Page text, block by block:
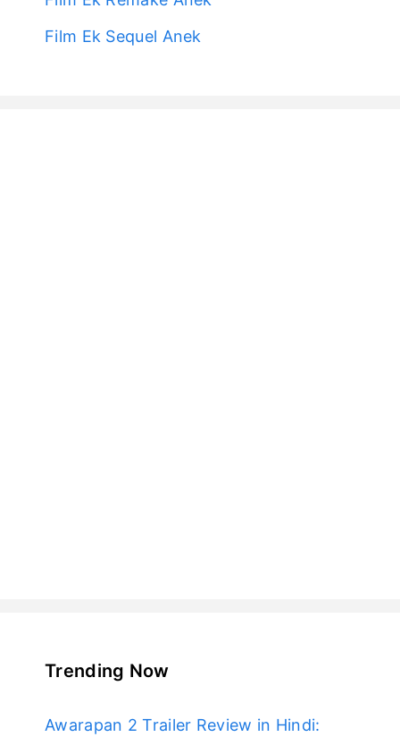
Film Ek Sequel Anek
Trending Now
Awarapan 2 Trailer Review in Hindi: